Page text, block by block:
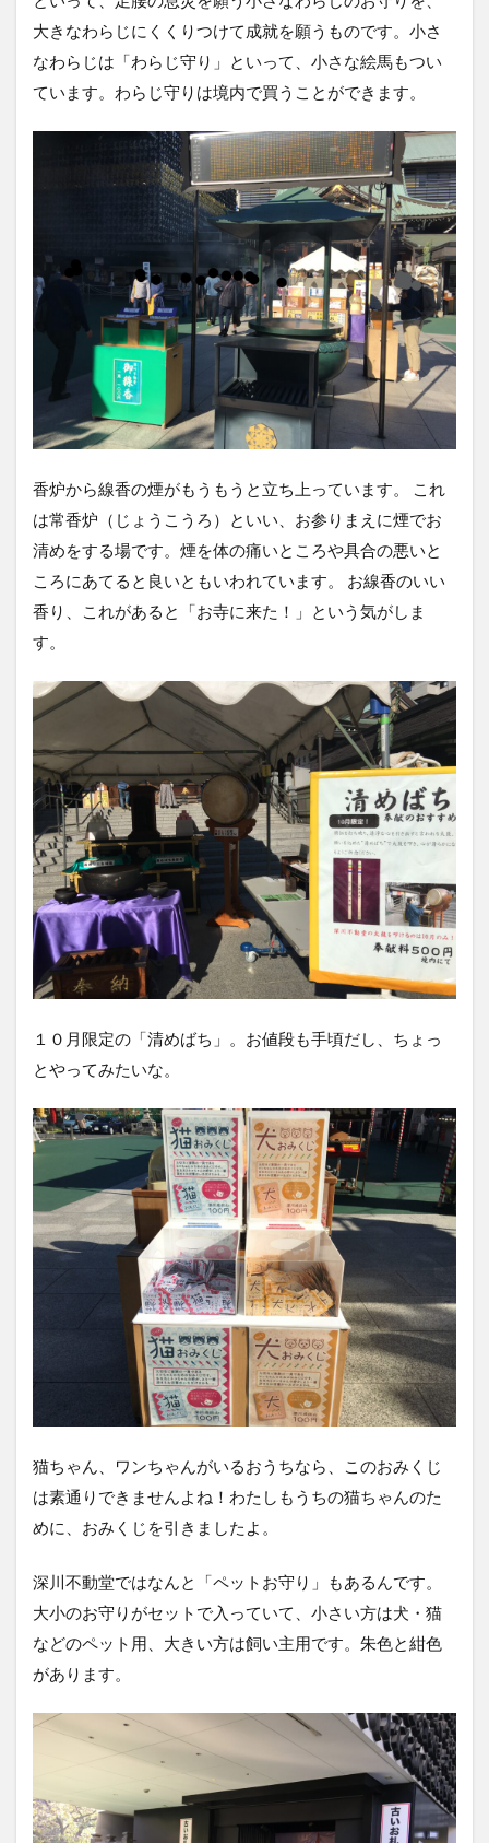
大きなわらじにくくりつけて成就を願うものです。小さ
なわらじは「わらじ守り」といって、小さな絵馬もつい
ています。わらじ守りは境内で買うことができます。
香炉から線香の煙がもうもうと立ち上っています。 これ
は常香炉（じょうこうろ）といい、お参りまえに煙でお
清めをする場です。煙を体の痛いところや具合の悪いと
ころにあてると良いともいわれています。 お線香のいい
香り、これがあると「お寺に来た！」という気がしま
す。
１０月限定の「清めばち」。お値段も手頃だし、ちょっ
とやってみたいな。
猫ちゃん、ワンちゃんがいるおうちなら、このおみくじ
は素通りできませんよね！わたしもうちの猫ちゃんのた
めに、おみくじを引きましたよ。
深川不動堂ではなんと「ペットお守り」もあるんです。
大小のお守りがセットで入っていて、小さい方は犬・猫
などのペット用、大きい方は飼い主用です。朱色と紺色
があります。